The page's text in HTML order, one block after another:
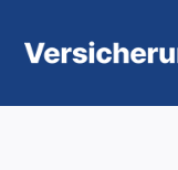
Inhalt